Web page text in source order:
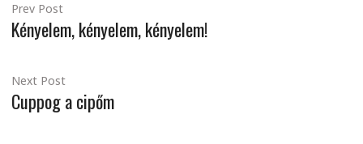
Prev Post
Kényelem, kényelem, kényelem!
Next Post
Cuppog a cipőm